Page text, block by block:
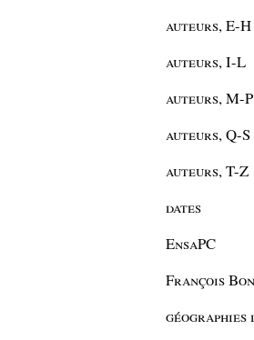
auteurs, E-H
auteurs, I-L
auteurs, M-P
auteurs, Q-S
auteurs, T-Z
dates
EnsaPC
François Bon